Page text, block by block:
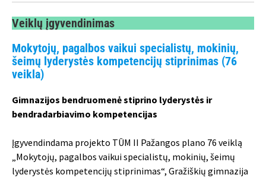
Veiklų įgyvendinimas
Mokytojų, pagalbos vaikui specialistų, mokinių,
šeimų lyderystės kompetencijų stiprinimas (76
veikla)
Gimnazijos bendruomenė stiprino lyderystės ir
bendradarbiavimo kompetencijas
Įgyvendindama projekto TŪM II Pažangos plano 76 veiklą
„Mokytojų, pagalbos vaikui specialistų, mokinių, šeimų
lyderystės kompetencijų stiprinimas“, Gražiškių gimnazija